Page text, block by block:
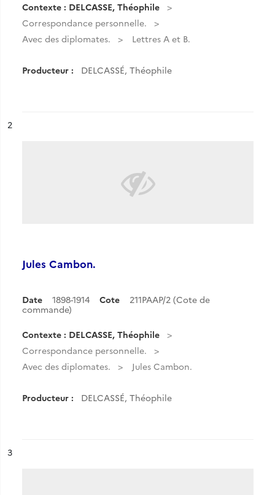
Contexte : DELCASSE, Théophile
Correspondance personnelle.
Avec des diplomates.
Lettres A et B.
Producteur : DELCASSÉ, Théophile
n°
2
Jules Cambon.
Date 1898-1914 Cote
211PAAP/2 (Cote de
commande)
Contexte : DELCASSE, Théophile
Correspondance personnelle.
Avec des diplomates.
Jules Cambon.
Producteur : DELCASSÉ, Théophile
n°
3